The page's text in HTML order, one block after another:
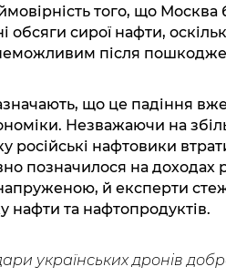
того, що
обсяги сирої нафти,
після
що це падіння
Незважаючи на
російські нафтовики
позначилося на доходах
й експерти
нафти та нафтопродуктів.
українських дронів